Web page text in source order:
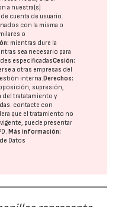
a nuestra(s)
cuenta de usuario.
con la misma o
o
mientras dure la
sea necesario para
especificadasCesión:
a otras empresas del
interna.Derechos:
supresión,
tratatamiento y
contacte con
que el tratamiento no
puede presentar
.Más información:
Datos